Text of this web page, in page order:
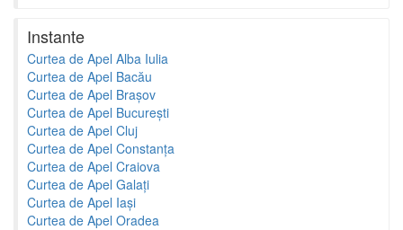
Instante
Curtea de Apel Alba Iulia
Curtea de Apel Bacău
Curtea de Apel Brașov
Curtea de Apel București
Curtea de Apel Cluj
Curtea de Apel Constanța
Curtea de Apel Craiova
Curtea de Apel Galați
Curtea de Apel Iași
Curtea de Apel Oradea